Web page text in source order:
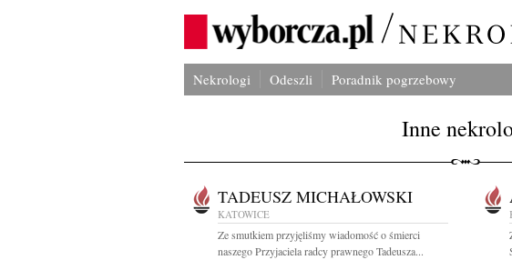
Nekrologi Odeszli Poradnik pogrzebowy
Inne
TADEUSZ MICHAŁOWSKI
KATOWICE
Ze smutkiem przyjęliśmy wiadomość o śmierci
naszego Przyjaciela radcy prawnego Tadeusza...